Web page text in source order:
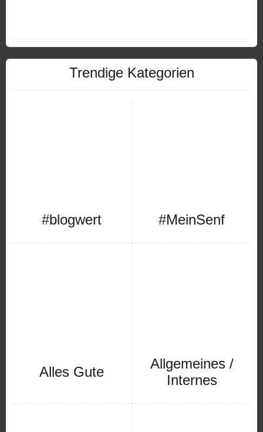
Trendige Kategorien
#blogwert #MeinSenf
Alles Gute
Allgemeines /
Internes